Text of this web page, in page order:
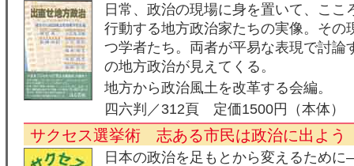
日常、政治の現場に身を置いて、ここ
行動する地方政治家たちの実像。その
つ学者たち。両者が平易な表現で討論
の地方政治が見えてくる。
地方から政治風土を改革する会編。
四六判／312頁 定価1500円（本体）
サクセス選挙術 志ある市民は政治に出よう
日本の政治を足もとから変えるため